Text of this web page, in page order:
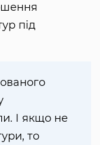
під
І якщо не
то